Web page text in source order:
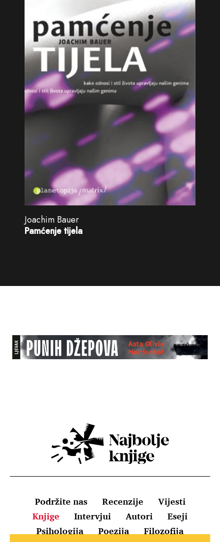
Joachim Bauer
Pamćenje tijela
Podržite nas Recenzije
Vijesti
Knjige
Intervjui Autori
Eseji
Psihologija
Poezija Filozofija